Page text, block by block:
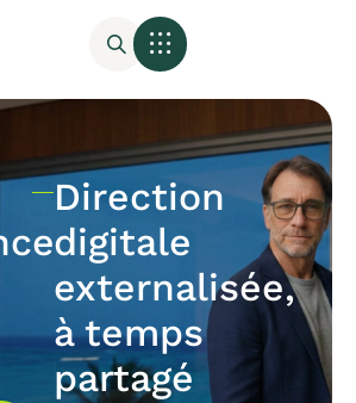
Direction
digitale
externalisée,
à temps
partagé